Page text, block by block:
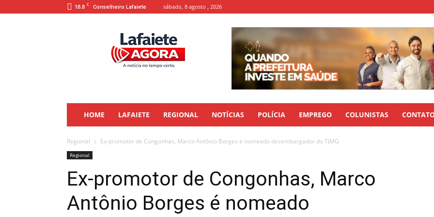
18.8 C Conselheiro Lafaiete sábado, 8 agosto , 2026
HOME LAFAIETE REGIONAL NOTÍCIAS POLÍCIA EMPREGO COLUNISTAS
Regional Ex-promotor de Congonhas, Marco Antônio Borges é nomeado desembargador do TJMG
Regional
Ex-promotor de Congonhas, Marco
Antônio Borges é nomeado